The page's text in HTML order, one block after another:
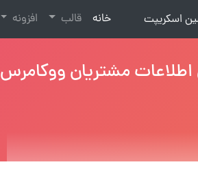
اسکریپت خانه
(current) قالب افزونه
مشتریان ووکامرس